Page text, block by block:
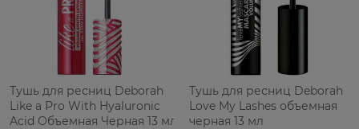
Тушь для ресниц Deborah
Like a Pro With Hyaluronic
Acid Объемная Черная 13 мл
Тушь для ресниц Deborah
Love My Lashes объемная
черная 13 мл